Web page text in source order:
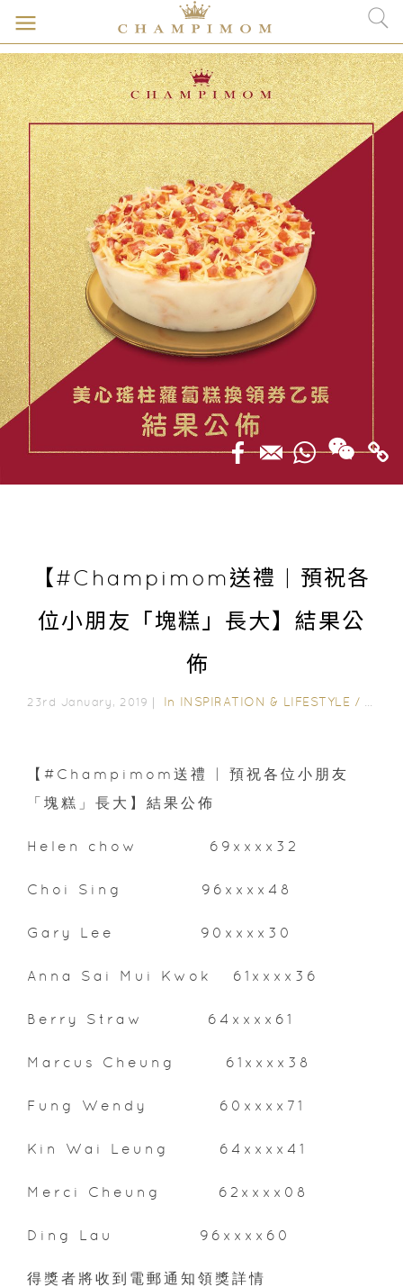
【#Champimom送禮 | 預祝各
位小朋友「塊糕」長大】結果公
佈
23rd January, 2019｜ In INSPIRATION & LIFESTYLE /
【#Champimom送禮 | 預祝各位小朋友
「塊糕」長大】結果公佈
Helen chow 69xxxx32
Choi Sing 96xxxx48
Gary Lee 90xxxx30
Anna Sai Mui Kwok 61xxxx36
Berry Straw 64xxxx61
Marcus Cheung 61xxxx38
Fung Wendy 60xxxx71
Kin Wai Leung 64xxxx41
Merci Cheung 62xxxx08
Ding Lau 96xxxx60
得獎者將收到電郵通知領獎詳情